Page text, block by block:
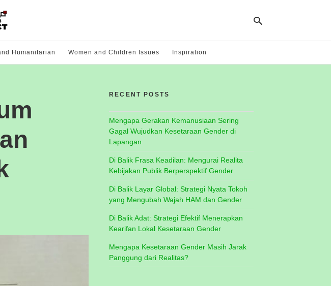
Humanitarian Women and Children Issues Inspiration
RECENT POSTS
Mengapa Gerakan Kemanusiaan Sering
Gagal Wujudkan Kesetaraan Gender di
Lapangan
Di Balik Frasa Keadilan: Mengurai Realita
Kebijakan Publik Berperspektif Gender
Di Balik Layar Global: Strategi Nyata Tokoh
yang Mengubah Wajah HAM dan Gender
Di Balik Adat: Strategi Efektif Menerapkan
Kearifan Lokal Kesetaraan Gender
Mengapa Kesetaraan Gender Masih Jarak
Panggung dari Realitas?